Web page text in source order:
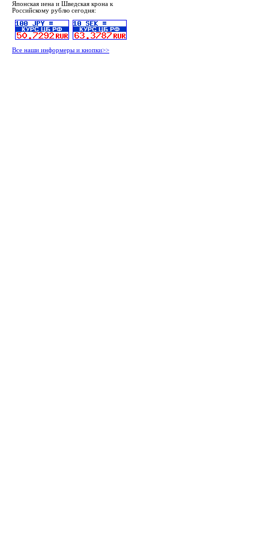
Японская иена и Шведская крона к
Российскому рублю сегодня:
Все наши информеры и кнопки>>